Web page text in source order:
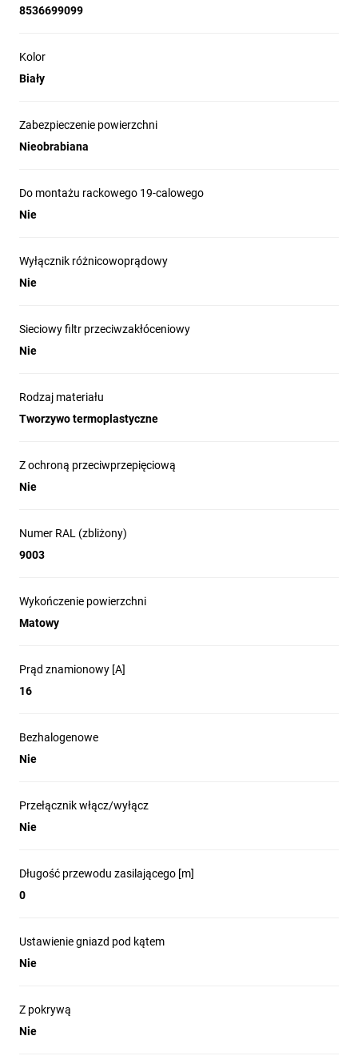
opakowanie
8536699099
Kolor
Biały
Zabezpieczenie powierzchni
Nieobrabiana
Do montażu rackowego 19-calowego
Nie
Wyłącznik różnicowoprądowy
Nie
Sieciowy filtr przeciwzakłóceniowy
Nie
Rodzaj materiału
Tworzywo termoplastyczne
Z ochroną przeciwprzepięciową
Nie
Numer RAL (zbliżony)
9003
Wykończenie powierzchni
Matowy
Prąd znamionowy [A]
16
Bezhalogenowe
Nie
Przełącznik włącz/wyłącz
Nie
Długość przewodu zasilającego [m]
0
Ustawienie gniazd pod kątem
Nie
Z pokrywą
Nie